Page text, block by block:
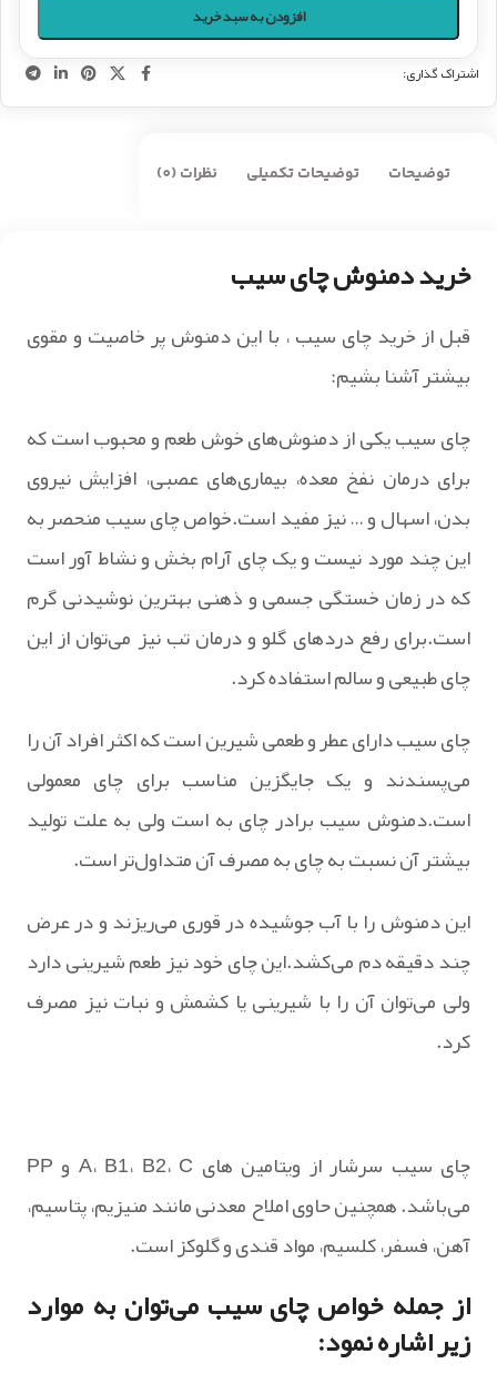
افزودن به سبد خرید
اشتراک گذاری:
توضیحات توضیحات تکمیلی نظرات (0)
خرید دمنوش چای سیب
قبل از خرید چای سیب ، با این دمنوش پر خاصیت و مقوی
بیشتر آشنا بشیم:
چای سیب یکی از دمنوش‌های خوش‌ طعم و محبوب است که
برای درمان نفخ معده، بیماری‌های عصبی، افزایش نیروی
بدن، اسهال و … نیز مفید است.خواص چای سیب منحصر به
این چند مورد نیست و یک چای آرام‌ بخش و نشاط‌ آور است
که در زمان خستگی جسمی و ذهنی بهترین نوشیدنی گرم
است.برای رفع دردهای گلو و درمان تب نیز می‌توان از این
چای طبیعی و سالم استفاده کرد.
چای سیب دارای عطر و طعمی شیرین است که اکثر افراد آن را
می‌پسندند و یک جایگزین مناسب برای چای معمولی
است.دمنوش سیب برادر چای به است ولی به علت تولید
بیشتر آن نسبت به چای به مصرف آن متداول‌تر است.
این دمنوش را با آب جوشیده در قوری می‌ریزند و در عرض
چند دقیقه دم می‌کشد.این چای خود نیز طعم شیرینی دارد
ولی می‌توان آن را با شیرینی یا کشمش و نبات نیز مصرف
کرد.
چای سیب سرشار از ویتامین های A، B1، B2، C و PP
می‌باشد. همچنین حاوی املاح معدنی مانند منیزیم، پتاسیم،
آهن، فسفر، کلسیم، مواد قندی و گلوکز است.
از جمله خواص چای سیب می‌توان به موارد
زیر اشاره نمود: